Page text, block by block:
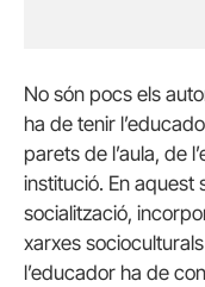
No són pocs els
ha de tenir
parets de l’aula, de
institució. En aquest
socialització,
xarxes
l’educador ha de